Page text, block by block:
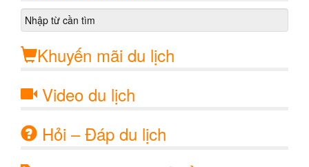
Khuyến mãi du lịch
Video du lịch
Hỏi – Đáp du lịch